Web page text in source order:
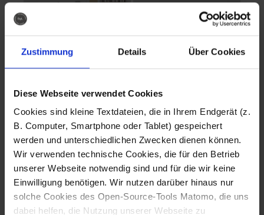
Zustimmung Details Über Cookies
Diese Webseite verwendet Cookies
Cookies sind kleine Textdateien, die in Ihrem Endgerät (z.
B. Computer, Smartphone oder Tablet) gespeichert
werden und unterschiedlichen Zwecken dienen können.
Wir verwenden technische Cookies, die für den Betrieb
unserer Webseite notwendig sind und für die wir keine
Einwilligung benötigen. Wir nutzen darüber hinaus nur
solche Cookies des Open-Source-Tools Matomo, die uns
dabei helfen, die Nutzung unserer Webseite zu
Fotografo: Lorenz
Sternbach
Download
Fotografo: Lorenz
Sternbach
Download